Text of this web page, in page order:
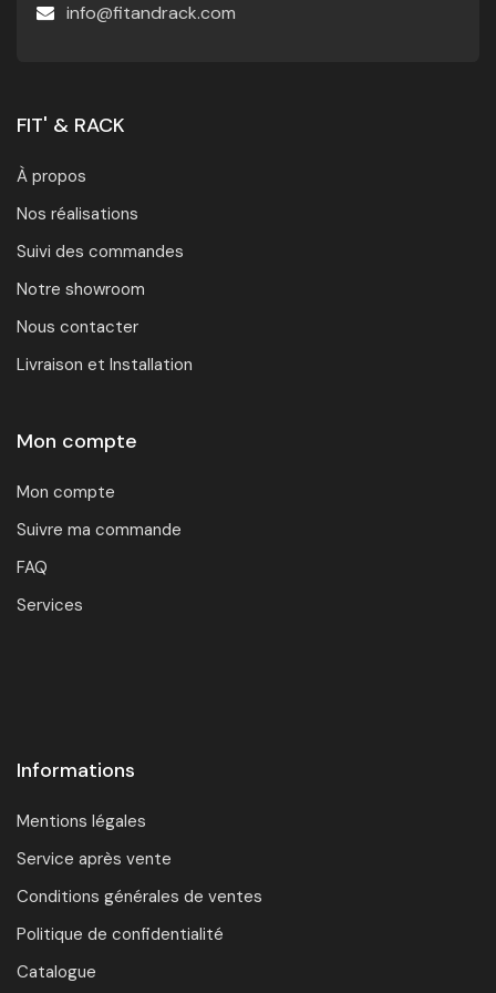
info@fitandrack.com
FIT' & RACK
À propos
Nos réalisations
Suivi des commandes
Notre showroom
Nous contacter
Livraison et Installation
Mon compte
Mon compte
Suivre ma commande
FAQ
Services
Informations
Mentions légales
Service après vente
Conditions générales de ventes
Politique de confidentialité
Catalogue